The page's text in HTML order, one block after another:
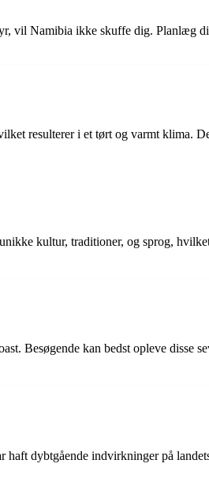
vil Namibia ikke skuffe dig. Planlæg
resulterer i et tørt og varmt klima.
kultur, traditioner, og sprog,
Besøgende kan bedst opleve disse
haft dybtgående indvirkninger på